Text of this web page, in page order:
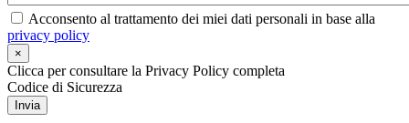
Acconsento al trattamento dei miei dati personali in base alla
privacy policy
×
Clicca per consultare la Privacy Policy completa
Codice di Sicurezza
Invia